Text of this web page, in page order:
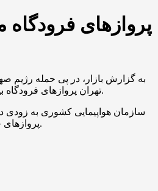
پروازهای فرودگاه
به گزارش بازار، در پی حمله رژیم
تهران پروازهای فرودگاه بین‌المللی مهرآباد متوقف شد.
سازمان هواپیمایی کشوری به
پروازهای حج اطلاعیه صادر خواهد کرد.